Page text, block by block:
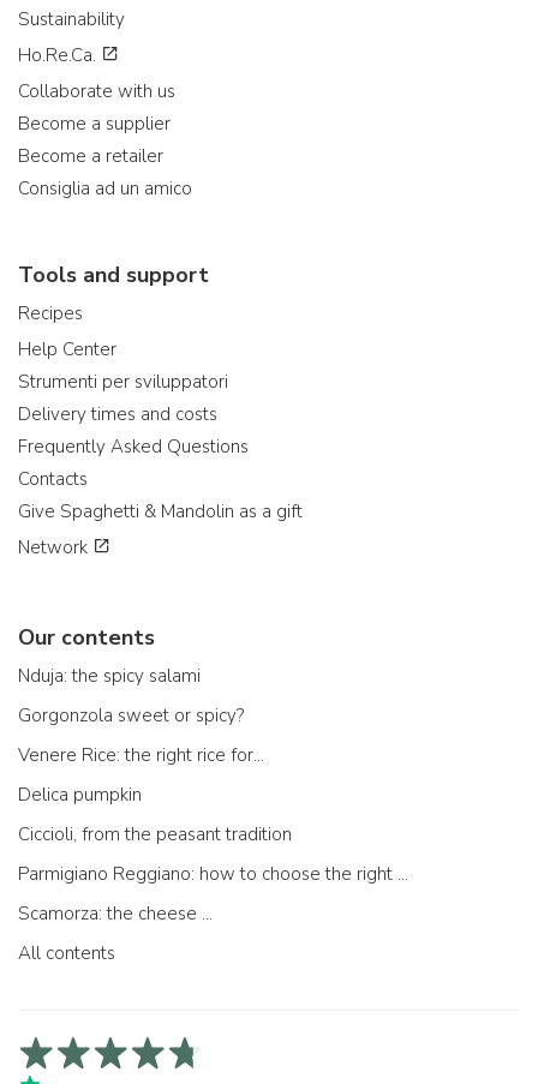
Sustainability
Ho.Re.Ca.
Collaborate with us
Become a supplier
Become a retailer
Consiglia ad un amico
Tools and support
Recipes
Help Center
Strumenti per sviluppatori
Delivery times and costs
Frequently Asked Questions
Contacts
Give Spaghetti & Mandolin as a gift
Network
Our contents
Nduja: the spicy salami
Gorgonzola sweet or spicy?
Venere Rice: the right rice for...
Delica pumpkin
Ciccioli, from the peasant tradition
Parmigiano Reggiano: how to choose the right one
Scamorza: the cheese ...
All contents